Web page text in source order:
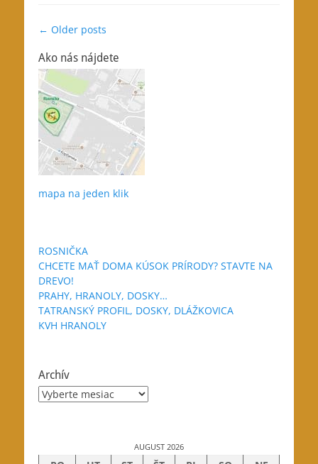
Post
← Older posts
Ako nás nájdete
mapa na jeden klik
ROSNIČKA
CHCETE MAŤ DOMA KÚSOK PRÍRODY? STAVTE NA
DREVO!
PRAHY, HRANOLY, DOSKY…
TATRANSKÝ PROFIL, DOSKY, DLÁŽKOVICA
KVH HRANOLY
Archív
Archív
AUGUST 2026